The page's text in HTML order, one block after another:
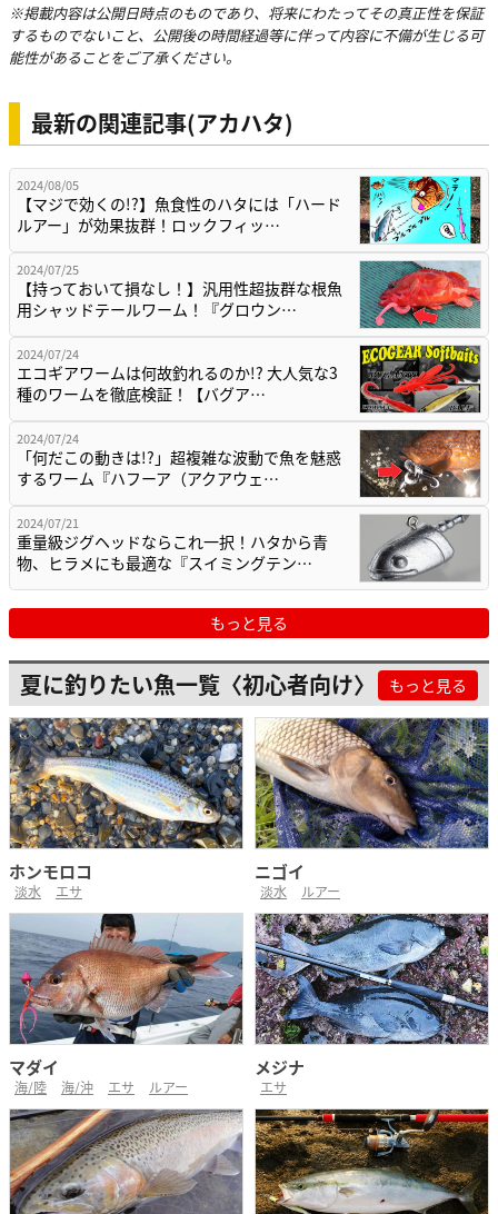
※掲載内容は公開日時点のものであり、将来にわたってその真正性を保証
するものでないこと、公開後の時間経過等に伴って内容に不備が生じる可
能性があることをご了承ください。
最新の関連記事(アカハタ)
2024/08/05
【マジで効くの!?】魚食性のハタには「ハード
ルアー」が効果抜群！ロックフィッ…
2024/07/25
【持っておいて損なし！】汎用性超抜群な根魚
用シャッドテールワーム！『グロウン…
2024/07/24
エコギアワームは何故釣れるのか!? 大人気な3
種のワームを徹底検証！【バグア…
2024/07/24
「何だこの動きは!?」超複雑な波動で魚を魅惑
するワーム『ハフーア（アクアウェ…
2024/07/21
重量級ジグヘッドならこれ一択！ハタから青
物、ヒラメにも最適な『スイミングテン…
もっと見る
夏に釣りたい魚一覧〈初心者向け〉 もっと見る
ホンモロコ
淡水 エサ
ニゴイ
淡水 ルアー
マダイ
海/陸 海/沖 エサ ルアー
メジナ
エサ